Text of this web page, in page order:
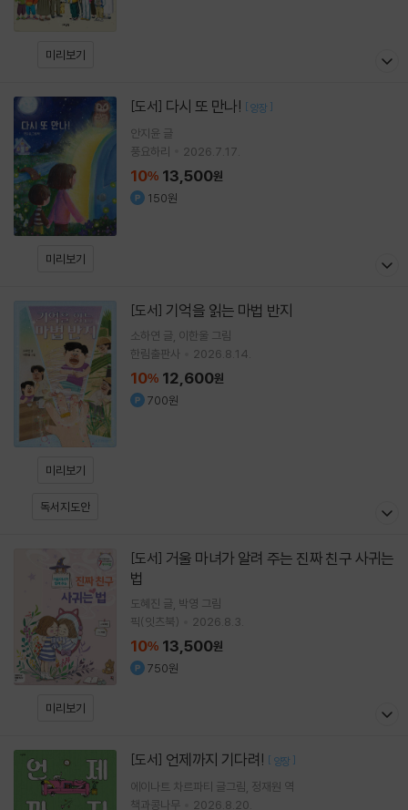
미리보기
미리보기
[도서] 다시 또 만나! [ 양장 ]
안지윤 글
풍요하리
2026.7.17.
10% 13,500원
150원
미리보기
독서지도안
[도서] 기억을 읽는 마법 반지
소하연 글 이한울 그림
한림출판사
2026.8.14.
10% 12,600원
700원
미리보기
[도서]
법
도혜진 글 박영 그림
픽(잇츠북)
2026.8.3.
10% 13,500원
750원
[도서] 언제까지 기다려! [ 양장 ]
에이나트 차르파티 글그림 정재원 역
책과콩나무
2026.8.20.